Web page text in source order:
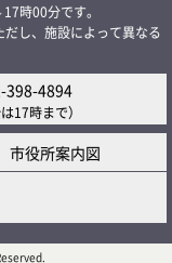
時00分です。
し、施設によって異なる
398-4894
17時まで）
市役所案内図